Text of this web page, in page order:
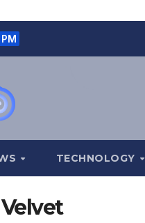
TECHNOLOGY